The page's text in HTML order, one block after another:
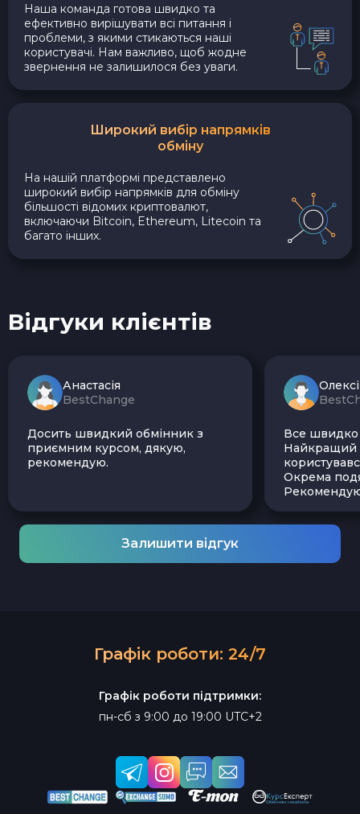
Наша команда готова швидко та
ефективно вирішувати всі питання і
проблеми, з якими стикаються наші
користувачі. Нам важливо, щоб жодне
звернення не залишилося без уваги.
Широкий вибір напрямків
обміну
На нашій платформі представлено
широкий вибір напрямків для обміну
більшості відомих криптовалют,
включаючи Bitcoin, Ethereum, Litecoin та
багато інших.
Відгуки клієнтів
Анастасія
BestChange
Досить швидкий обмінник з
приємним курсом, дякую,
рекомендую.
Все швидко
Найкращий
Окрема
Залишити відгук
Графік роботи: 24/7
Графік роботи підтримки:
пн-сб з 9:00 до 19:00 UTC+2